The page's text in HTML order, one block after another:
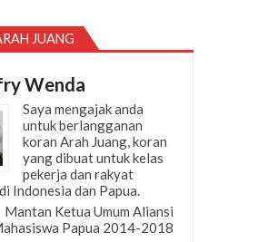
JUANG
Wenda
Saya mengajak anda
untuk berlangganan
koran Arah Juang, koran
yang dibuat untuk kelas
pekerja dan rakyat
Indonesia dan Papua.
Mantan Ketua Umum Aliansi
Papua 2014-2018